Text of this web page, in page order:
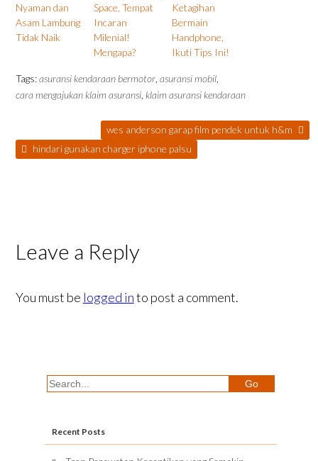
Nyaman dan
Asam Lambung
Tidak Naik
Space, Tempat
Incaran
Milenial!
Mengapa?
Ketagihan
Bermain
Handphone,
Ikuti Tips Ini!
Tags:asuransi kendaraan bermotor, asuransi mobil,
cara mengajukan klaim asuransi, klaim asuransi kendaraan
wes anderson garap film pendek untuk h&m
hindari gunakan charger iphone palsu
Leave a Reply
You must be logged into post a comment.
Recent Posts